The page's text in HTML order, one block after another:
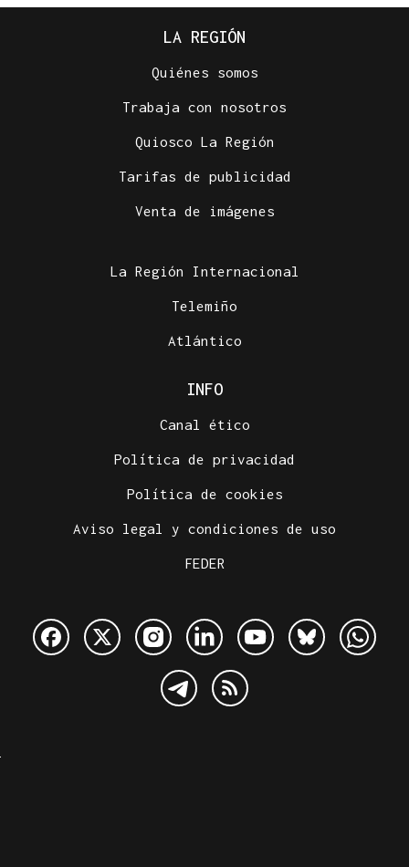
LA REGIÓN
Quiénes somos
Trabaja con nosotros
Quiosco La Región
Tarifas de publicidad
Venta de imágenes
La Región Internacional
Telemiño
Atlántico
INFO
Canal ético
Política de privacidad
Política de cookies
Aviso legal y condiciones de uso
FEDER